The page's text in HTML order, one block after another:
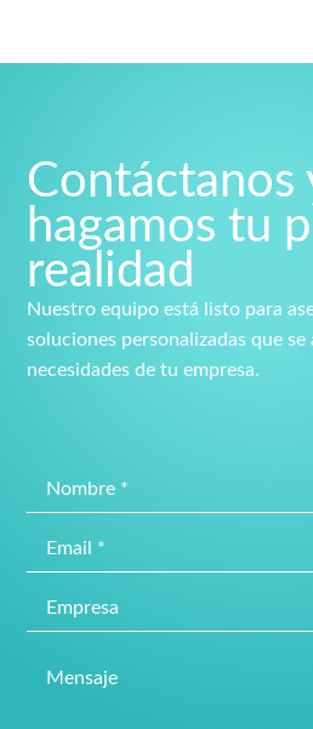
Contáctanos
hagamos tu
realidad
Nuestro equipo está listo para
soluciones personalizadas que se
necesidades de tu empresa.